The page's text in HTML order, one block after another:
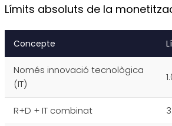
Límits absoluts de la
Concepte
Només innovació tecnològica
(IT)
R+D + IT combinat